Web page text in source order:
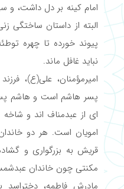
امام کینه بر دل داشت،
البته از داستان ساختگی
پیوند خورده تا چهره
نباید غافل ماند.
امیرمؤمنان، علی(ع)،
پسر هاشم است و هاشم
ای از عبدمناف اند و
امویان است. هر دو
قریش به بزرگواری و
مکنتی چون خاندان
مادرش فاطمه،